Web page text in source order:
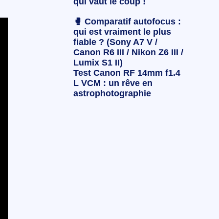
🥊 Comparatif autofocus :
qui est vraiment le plus
fiable ? (Sony A7 V /
Canon R6 III / Nikon Z6 III /
Lumix S1 II)
Test Canon RF 14mm f1.4
L VCM : un rêve en
astrophotographie